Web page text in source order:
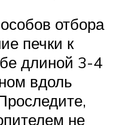
отбора
печки к
длиной 3-4
вдоль
не